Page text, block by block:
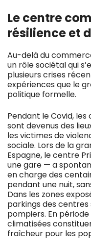
Le centre
résilience et
Au-delà du
un rôle sociétal qui
plusieurs crises
expériences que le
politique formelle.
Pendant le Covid,
sont devenus des
les victimes de
sociale. Lors de la
Espagne, le centre
une gare — a
en charge des
pendant une nuit,
Dans les zones
parkings des
pompiers. En
climatisées
fraîcheur pour les